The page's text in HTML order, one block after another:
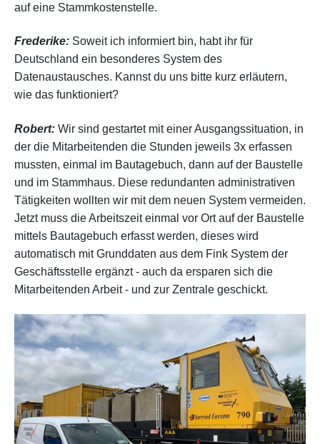
auf eine Stammkostenstelle.
Frederike: Soweit ich informiert bin, habt ihr für
Deutschland ein besonderes System des
Datenaustausches. Kannst du uns bitte kurz erläutern,
wie das funktioniert?
Robert: Wir sind gestartet mit einer Ausgangssituation, in
der die Mitarbeitenden die Stunden jeweils 3x erfassen
mussten, einmal im Bautagebuch, dann auf der Baustelle
und im Stammhaus. Diese redundanten administrativen
Tätigkeiten wollten wir mit dem neuen System vermeiden.
Jetzt muss die Arbeitszeit einmal vor Ort auf der Baustelle
mittels Bautagebuch erfasst werden, dieses wird
automatisch mit Grunddaten aus dem Fink System der
Geschäftsstelle ergänzt - auch da ersparen sich die
Mitarbeitenden Arbeit - und zur Zentrale geschickt.